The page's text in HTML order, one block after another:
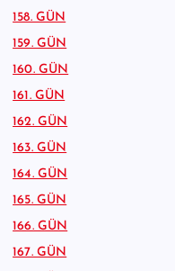
158. GÜN
159. GÜN
160. GÜN
161. GÜN
162. GÜN
163. GÜN
164. GÜN
165. GÜN
166. GÜN
167. GÜN